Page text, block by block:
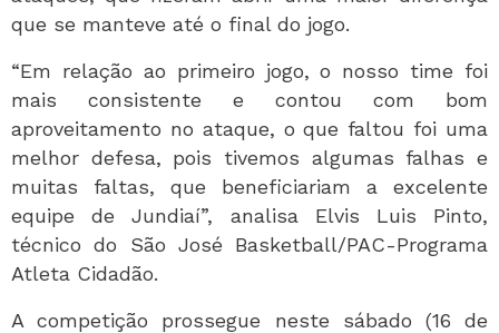
que se manteve até o final do jogo.
“Em relação ao primeiro jogo, o nosso time foi
mais consistente e contou com bom
aproveitamento no ataque, o que faltou foi uma
melhor defesa, pois tivemos algumas falhas e
muitas faltas, que beneficiariam a excelente
equipe de Jundiaí”, analisa Elvis Luis Pinto,
técnico do São José Basketball/PAC-Programa
Atleta Cidadão.
A competição prossegue neste sábado (16 de